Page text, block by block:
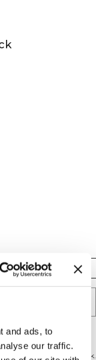
and ads, to
our traffic.
XL XXL
lässigen, gepflegten Look.